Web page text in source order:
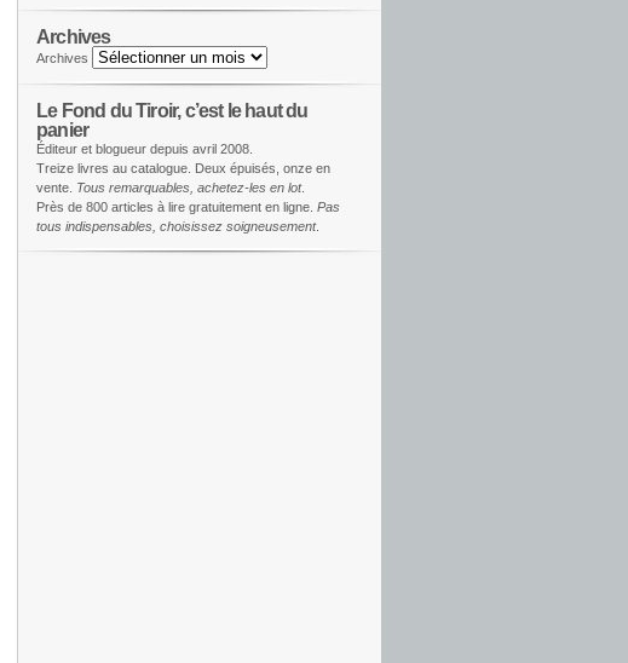
Archives
Archives
Le Fond du Tiroir, c’est le haut du
panier
Éditeur et blogueur depuis avril 2008.
Treize livres au catalogue. Deux épuisés, onze en
vente. Tous remarquables, achetez-les en lot.
Près de 800 articles à lire gratuitement en ligne. Pas
tous indispensables, choisissez soigneusement.